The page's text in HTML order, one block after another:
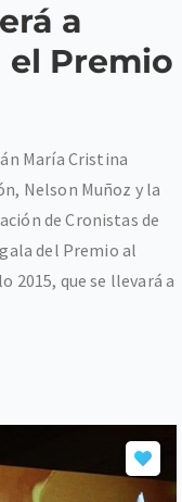
a
Premio
María Cristina
Nelson Muñoz y la
de Cronistas de
del Premio al
2015, que se llevará a